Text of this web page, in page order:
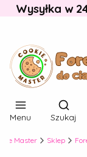
Wysyłka w
Menu Szukaj
Master Sklep